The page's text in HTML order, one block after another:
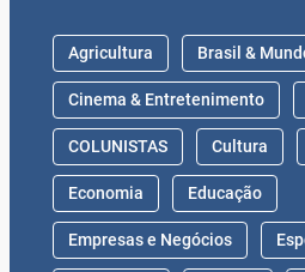
Agricultura Brasil &
Cinema & Entretenimento
COLUNISTAS Cultura
Economia Educação
Empresas e Negócios